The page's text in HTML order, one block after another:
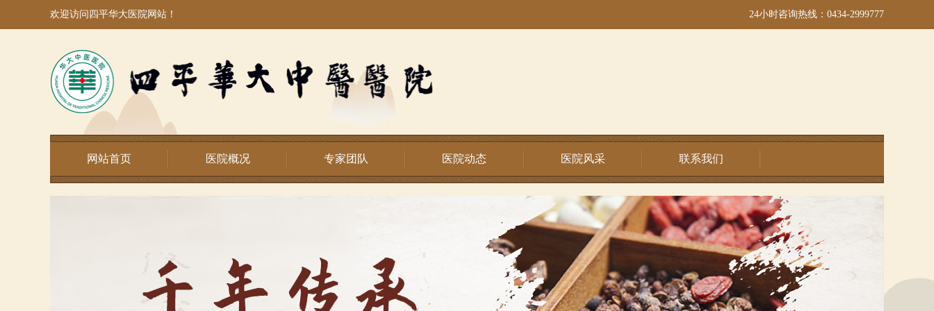
欢迎访问四平华大医院网站！ 24小时咨询热线：0434-2999777
网站首页 医院概况 专家团队 医院动态 医院风采 联系我们